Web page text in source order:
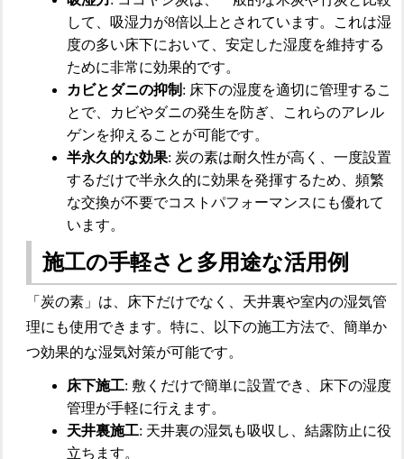
して、吸湿力が8倍以上とされています。これは湿
度の多い床下において、安定した湿度を維持する
ために非常に効果的です。
カビとダニの抑制 : 床下の湿度を適切に管理するこ
とで、カビやダニの発生を防ぎ、これらのアレル
ゲンを抑えることが可能です。
半永久的な効果: 炭の素は耐久性が高く、一度設置
するだけで半永久的に効果を発揮するため、頻繁
な交換が不要でコストパフォーマンスにも優れて
います。
施工の手軽さと多用途な活用例
「炭の素」は、床下だけでなく、天井裏や室内の湿気管
理にも使用できます。特に、以下の施工方法で、簡単か
つ効果的な湿気対策が可能です。
床下施工: 敷くだけで簡単に設置でき、床下の湿度
管理が手軽に行えます。
天井裏施工: 天井裏の湿気も吸収し、結露防止に役
立ちます。